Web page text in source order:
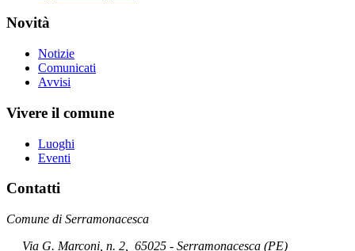
Novità
Notizie
Comunicati
Avvisi
Vivere il comune
Luoghi
Eventi
Contatti
Comune di Serramonacesca
Via G. Marconi, n. 2
65025 - Serramonacesca (PE)